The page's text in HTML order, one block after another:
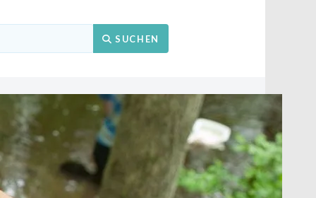
SUCHEN